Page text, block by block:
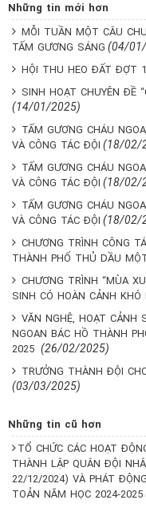
Những tin mới hơn
MỖI TUẦN MỘT CÂU
TẤM GƯƠNG SÁNG (04/
HỘI THU HEO ĐẤT ĐỢT
SINH HOẠT CHUYÊN
(14/01/2025)
TẤM GƯƠNG CHÁU
VÀ CÔNG TÁC ĐỘI (18/02/
TẤM GƯƠNG CHÁU
VÀ CÔNG TÁC ĐỘI (18/02/
TẤM GƯƠNG CHÁU
VÀ CÔNG TÁC ĐỘI (18/02/
CHƯƠNG TRÌNH CÔNG
THÀNH PHỐ THỦ DẦU
CHƯƠNG TRÌNH “MÙA
SINH CÓ HOÀN CẢNH KHÓ
VĂN NGHỆ, HOẠT CẢNH
NGOAN BÁC HỒ THÀNH
2025 (26/02/2025)
TRƯỞNG THÀNH ĐỘI
(03/03/2025)
Những tin cũ hơn
TỔ CHỨC CÁC HOẠT
THÀNH LẬP QUÂN ĐỘI
22/12/2024) VÀ PHÁT
TOẢN NĂM HỌC 2024-2025